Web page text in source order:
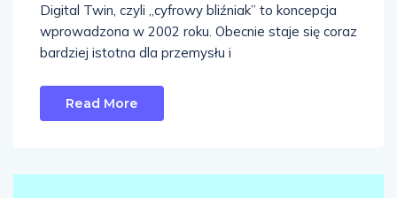
Digital Twin, czyli „cyfrowy bliźniak” to koncepcja
wprowadzona w 2002 roku. Obecnie staje się coraz
bardziej istotna dla przemysłu i
Read More